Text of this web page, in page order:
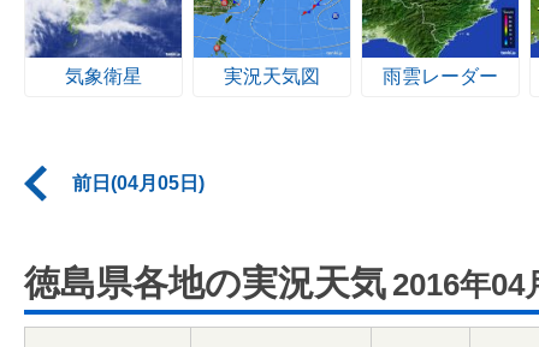
気象衛星 実況天気図 雨雲レーダー
前日(04月05日)
徳島県各地の実況天気 2016年04